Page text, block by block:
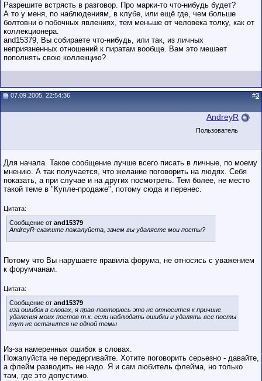
Разрешите встрясть в разговор. Про марки-то что-нибудь будет?
А то у меня, по наблюдениям, в клубе, или ещё где, чем больше
болтовни о побочных явлениях, тем меньше от человека толку, как от
коллекционера.
and15379, Вы собираете что-нибудь, или так, из личных
неприязненных отношений к пиратам вообще. Вам это мешает
пополнять свою коллекцию?
07.09.2005, 22:54:36 #3
AndreyR
Пользователь
Для начала. Такое сообщение лучше всего писать в личные, по моему
мнению. А так получается, что желание поговорить на людях. Себя
показать, а при случае и на других посмотреть. Тем более, не место
такой теме в "Купле-продаже", потому сюда и перенес.
Цитата:
Сообщение от and15379
AndreyR-скажите пожалуйста, зачем вы удаляете мои посты?
Потому что Вы нарушаете правила форума, не относясь с уважением
к форумчанам.
Цитата:
Сообщение от and15379
иза ошибок в словах, я прав-повторюсь это не относится к причине
удаления моих постов т.к. если наблюдать ошибки и удалять все посты
тут не останится не одной темы
Из-за намеренных ошибок в словах.
Пожалуйста не передергивайте. Хотите поговорить серьезно - давайте,
а флейм разводить не надо. Я и сам любитель флейма, но только
там, где это допустимо.